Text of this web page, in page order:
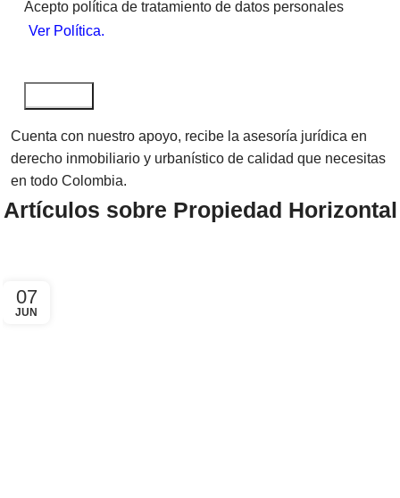
Acepto política de tratamiento de datos personales
Ver Política.
Cuenta con nuestro apoyo, recibe la asesoría jurídica en
derecho inmobiliario y urbanístico de calidad que necesitas
en todo Colombia.
Artículos sobre Propiedad Horizontal
07
JUN